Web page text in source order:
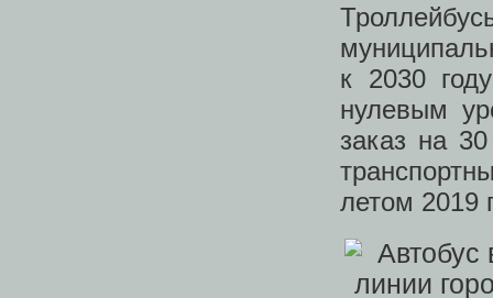
к 2030
нулевым
заказ на
летом 2019